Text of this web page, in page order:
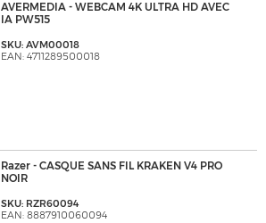
AVERMEDIA - WEBCAM 4K ULTRA HD AVEC
IA PW515
SKU: AVM00018
EAN: 4711289500018
Razer - CASQUE SANS FIL KRAKEN V4 PRO
NOIR
SKU: RZR60094
EAN: 8887910060094